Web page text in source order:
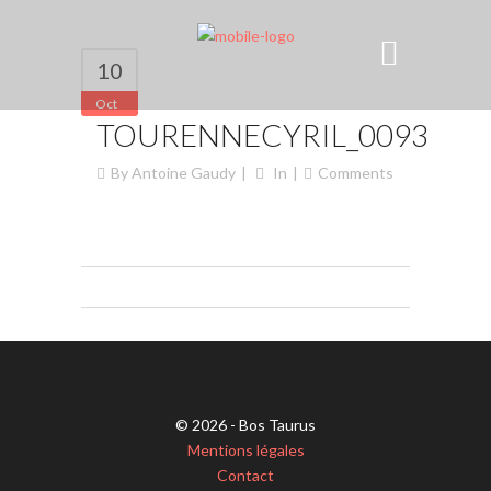
10
Oct
TOURENNECYRIL_0093
ByAntoine Gaudy In Comments
© 2026 - Bos Taurus
Mentions légales
Contact